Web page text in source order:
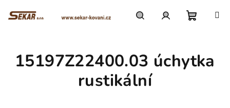
košík
15197Z22400.03 úchytka
rustikální